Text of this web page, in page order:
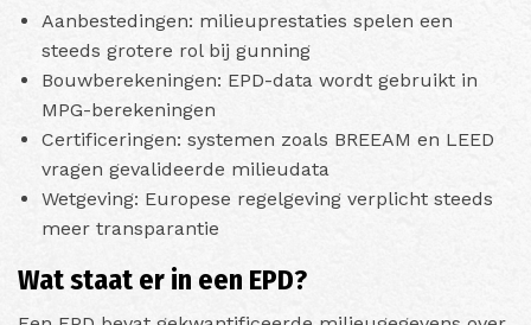
Aanbestedingen: milieuprestaties spelen een
steeds grotere rol bij gunning
Bouwberekeningen: EPD-data wordt gebruikt in
MPG-berekeningen
Certificeringen: systemen zoals BREEAM en LEED
vragen gevalideerde milieudata
Wetgeving: Europese regelgeving verplicht steeds
meer transparantie
Wat staat er in een EPD?